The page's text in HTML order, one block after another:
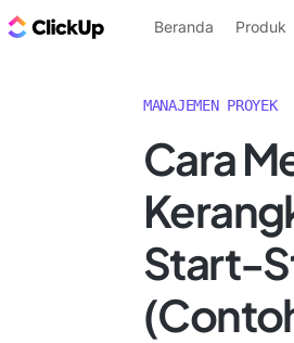
Blog ClickUp
Beranda Produk
MANAJEMEN PROYEK
Cara
Start-